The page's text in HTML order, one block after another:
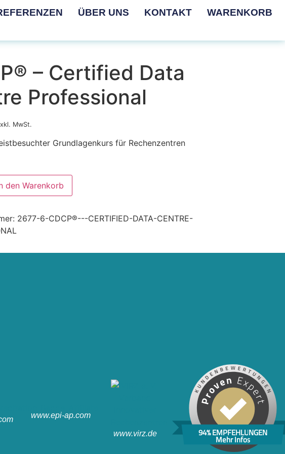
ÜBER UNS KONTAKT WARENKORB
– Certified Data
Professional
MwSt.
Grundlagenkurs für Rechenzentren
den Warenkorb
2677-6-CDCP®---CERTIFIED-DATA-CENTRE-
www.epi-ap.com
www.virz.de 94% EMPFEHLUNGEN
Mehr Infos